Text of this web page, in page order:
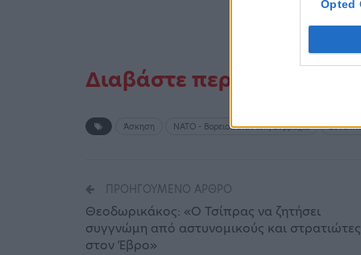
Opted
Διαβάστε περισσότερα
Άσκηση ΝΑΤΟ - Βορειοατλαντική Συμμαχία
ΠΡΟΗΓΟΎΜΕΝΟ ΆΡΘΡΟ
Θεοδωρικάκος: «Ο Τσίπρας να ζητήσει
συγγνώμη από αστυνομικούς και στρατιώτες
στον Έβρο»